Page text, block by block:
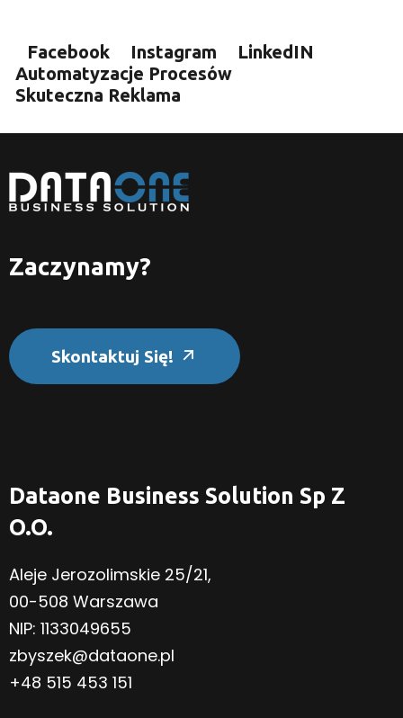
Facebook Instagram
LinkedIN
Automatyzacje Procesów
Skuteczna Reklama
Zaczynamy?
Skontaktuj Się!
Dataone Business Solution Sp Z
O.o.
Aleje Jerozolimskie 25/21,
00-508 Warszawa
NIP: 1133049655
zbyszek@dataone.pl
+48 515 453 151